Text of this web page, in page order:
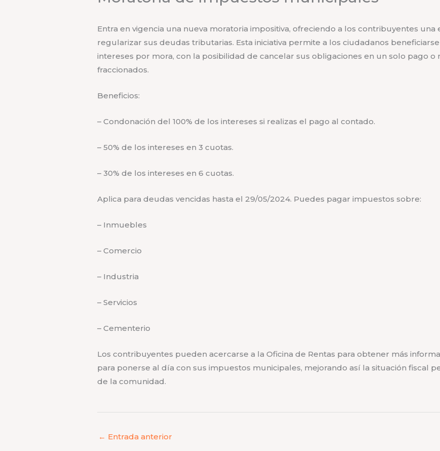
Entra en vigencia una nueva moratoria impositiva, ofreciendo a los contribuyentes
regularizar sus deudas tributarias. Esta iniciativa permite a los ciudadanos
intereses por mora, con la posibilidad de cancelar sus obligaciones en un solo pago
fraccionados.
Beneficios:
– Condonación del 100% de los intereses si realizas el pago al contado.
– 50% de los intereses en 3 cuotas.
– 30% de los intereses en 6 cuotas.
Aplica para deudas vencidas hasta el 29/05/2024. Puedes pagar impuestos sobre:
– Inmuebles
– Comercio
– Industria
– Servicios
– Cementerio
Los contribuyentes pueden acercarse a la Oficina de Rentas para obtener más
para ponerse al día con sus impuestos municipales, mejorando así la situación fiscal
de la comunidad.
← Entrada anterior